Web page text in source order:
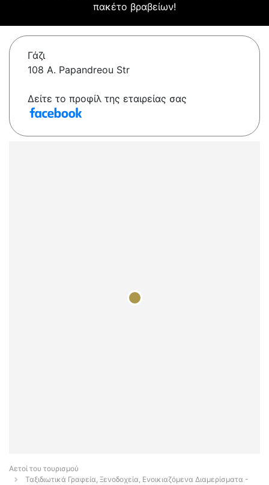
πακέτο βραβείων!
Γάζι
108 A. Papandreou Str
Δείτε το προφίλ της εταιρείας σας
Αετοί του τουρισμού
Ταξιδιωτικά Γραφεία, Ξενοδοχεία, Ενοικιαζόμενα Διαμερίσματα -